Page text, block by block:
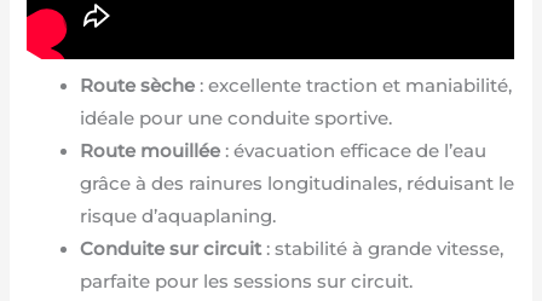
Route sèche : excellente traction et maniabilité,
idéale pour une conduite sportive.
Route mouillée : évacuation efficace de l’eau
grâce à des rainures longitudinales, réduisant le
risque d’aquaplaning.
Conduite sur circuit: stabilité à grande vitesse,
parfaite pour les sessions sur circuit.